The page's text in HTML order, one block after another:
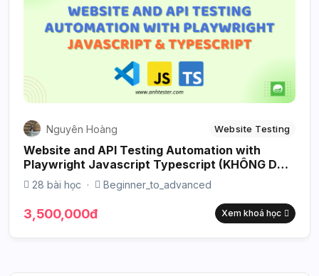
Nguyên Hoàng Website Testing
Website and API Testing Automation with
Playwright Javascript Typescript (KHÔNG DẠY
CODE JS TS) + Ứng dụng AI
28 bài học · Beginner_to_advanced
3,500,000đ Xem khoá học